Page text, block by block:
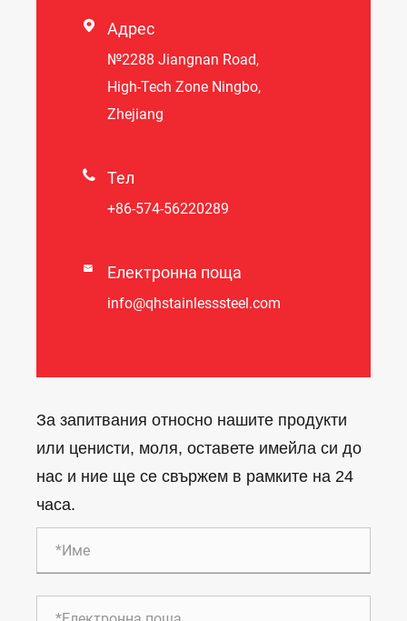
 Адрес
№2288 Jiangnan Road,
High-Tech Zone Ningbo,
Zhejiang
 Тел
+86-574-56220289
 Електронна поща
info@qhstainlesssteel.com
За запитвания относно нашите продукти
или ценисти, моля, оставете имейла си до
нас и ние ще се свържем в рамките на 24
часа.